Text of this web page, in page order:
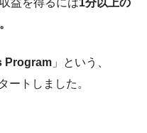
Program 」という、
ートしました。